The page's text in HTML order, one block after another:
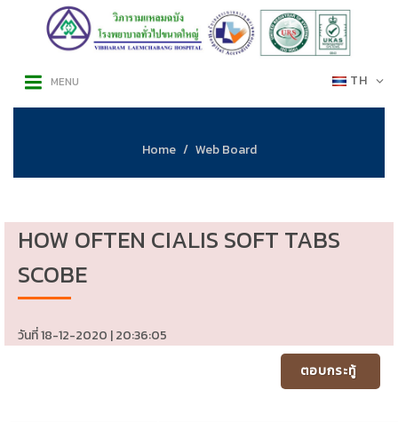
TH
MENU
Home Web Board
HOW OFTEN CIALIS SOFT TABS
SCOBE
วันที่ 18-12-2020 | 20:36:05
ตอบกระทู้